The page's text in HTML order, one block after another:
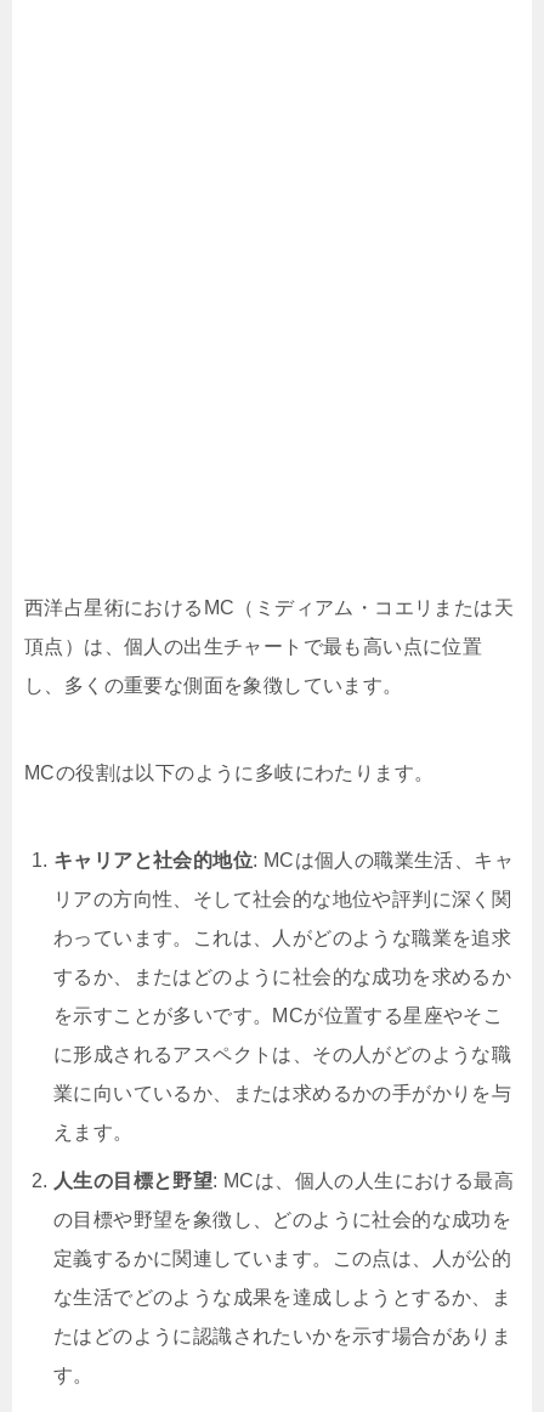
西洋占星術におけるMC（ミディアム・コエリまたは天
頂点）は、個人の出生チャートで最も高い点に位置
し、多くの重要な側面を象徴しています。
MCの役割は以下のように多岐にわたります。
キャリアと社会的地位: MCは個人の職業生活、キャ
リアの方向性、そして社会的な地位や評判に深く関
わっています。これは、人がどのような職業を追求
するか、またはどのように社会的な成功を求めるか
を示すことが多いです。MCが位置する星座やそこ
に形成されるアスペクトは、その人がどのような職
業に向いているか、または求めるかの手がかりを与
えます。
人生の目標と野望: MCは、個人の人生における最高
の目標や野望を象徴し、どのように社会的な成功を
定義するかに関連しています。この点は、人が公的
な生活でどのような成果を達成しようとするか、ま
たはどのように認識されたいかを示す場合がありま
す。